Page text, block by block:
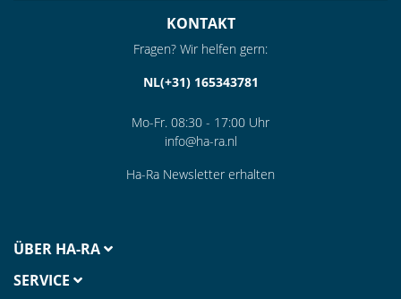
KONTAKT
Fragen? Wir helfen gern:
NL(+31) 165343781
Mo-Fr. 08:30 - 17:00 Uhr
info@ha-ra.nl
Ha-Ra Newsletter erhalten
ÜBER HA-RA
SERVICE